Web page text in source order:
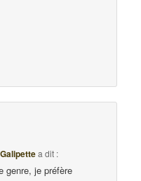
a dit :
genre, je préfère